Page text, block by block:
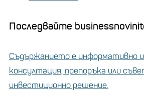
Последвайте
Съдържанието е информативно
консултация, препоръка или
инвестиционно решение.